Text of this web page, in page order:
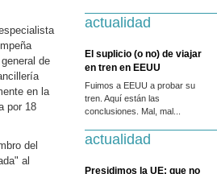
de
en la
por 18
del
al
actualidad
El suplicio (o no) de viajar
en tren en EEUU
Fuimos a EEUU a probar su
tren. Aquí están las
conclusiones. Mal, mal...
actualidad
Presidimos la UE: que no